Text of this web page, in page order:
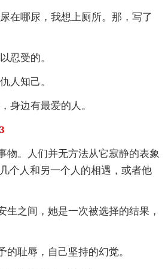
在哪尿，我想上厕所。那，写了
忍受的。
人知己。
身边有最爱的人。
物。人们并无方法从它寂静的表象
个人和另一个人的相遇，或者他
生之间，她是一次被选择的结果，
的耻辱，自己坚持的幻觉。